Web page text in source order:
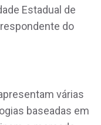
Estadual de
do
várias
baseadas em